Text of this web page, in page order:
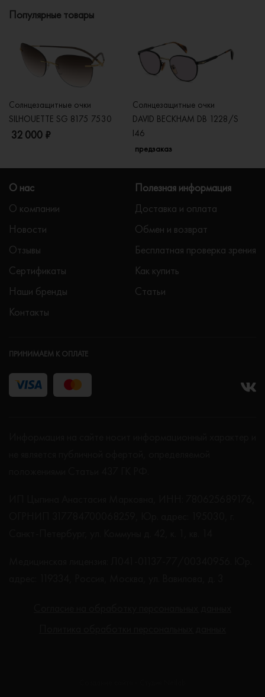
Популярные товары
Солнцезащитные очки
SILHOUETTE SG 8175 7530
32 000 ₽
Солнцезащитные очки
DAVID BECKHAM DB 1228/S
I46
предзаказ
О нас
О компании
Новости
Отзывы
Сертификаты
Наши бренды
Контакты
Полезная информация
Доставка и оплата
Обмен и возврат
Бесплатная проверка зрения
Как купить
Статьи
ПРИНИМАЕМ К ОПЛАТЕ